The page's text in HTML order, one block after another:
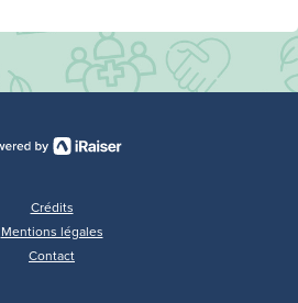
Crédits
Mentions légales
Contact